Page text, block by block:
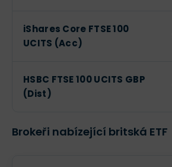
iShares Core FTSE 100
UCITS (Acc)
HSBC FTSE 100 UCITS GBP
(Dist)
Brokeři nabízející britská ETF